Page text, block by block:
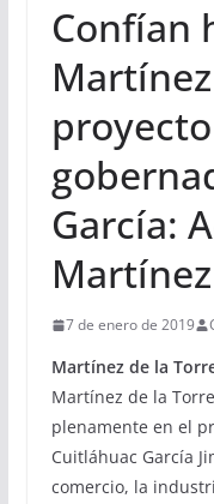
Confían
García:
Martínez
7 de enero de 2019
Martínez de la
Martínez de la
plenamente en el
Cuitláhuac García
comercio, la